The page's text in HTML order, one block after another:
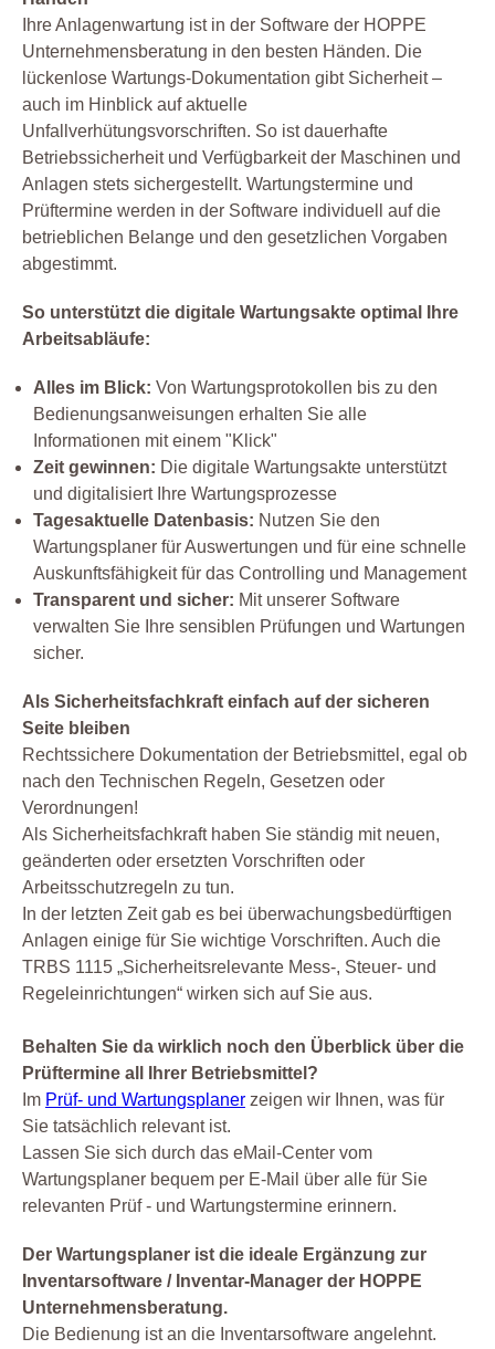
Ihre Anlagenwartung ist in der Software der HOPPE
Unternehmensberatung in den besten Händen. Die
lückenlose Wartungs-Dokumentation gibt Sicherheit –
auch im Hinblick auf aktuelle
Unfallverhütungsvorschriften. So ist dauerhafte
Betriebssicherheit und Verfügbarkeit der Maschinen und
Anlagen stets sichergestellt. Wartungstermine und
Prüftermine werden in der Software individuell auf die
betrieblichen Belange und den gesetzlichen Vorgaben
abgestimmt.
So unterstützt die digitale Wartungsakte optimal Ihre
Arbeitsabläufe:
Alles im Blick: Von Wartungsprotokollen bis zu den
Bedienungsanweisungen erhalten Sie alle
Informationen mit einem "Klick"
Zeit gewinnen: Die digitale Wartungsakte unterstützt
und digitalisiert Ihre Wartungsprozesse
Tagesaktuelle Datenbasis: Nutzen Sie den
Wartungsplaner für Auswertungen und für eine schnelle
Auskunftsfähigkeit für das Controlling und Management
Transparent und sicher: Mit unserer Software
verwalten Sie Ihre sensiblen Prüfungen und Wartungen
sicher.
Als Sicherheitsfachkraft einfach auf der sicheren
Seite bleiben
Rechtssichere Dokumentation der Betriebsmittel, egal ob
nach den Technischen Regeln, Gesetzen oder
Verordnungen!
Als Sicherheitsfachkraft haben Sie ständig mit neuen,
geänderten oder ersetzten Vorschriften oder
Arbeitsschutzregeln zu tun.
In der letzten Zeit gab es bei überwachungsbedürftigen
Anlagen einige für Sie wichtige Vorschriften. Auch die
TRBS 1115 „Sicherheitsrelevante Mess-, Steuer- und
Regeleinrichtungen“ wirken sich auf Sie aus.
Behalten Sie da wirklich noch den Überblick über die
Prüftermine all Ihrer Betriebsmittel?
Im Prüf- und Wartungsplaner zeigen wir Ihnen, was für
Sie tatsächlich relevant ist.
Lassen Sie sich durch das eMail-Center vom
Wartungsplaner bequem per E-Mail über alle für Sie
relevanten Prüf - und Wartungstermine erinnern.
Der Wartungsplaner ist die ideale Ergänzung zur
Inventarsoftware / Inventar-Manager der HOPPE
Unternehmensberatung.
Die Bedienung ist an die Inventarsoftware angelehnt.